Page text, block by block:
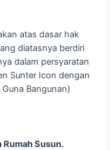
atas dasar hak
diatasnya berdiri
dalam persyaratan
Sunter Icon dengan
Bangunan)
Susun.